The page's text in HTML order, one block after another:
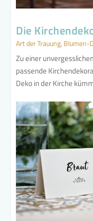
Die
Art der Trauung, Blumen-
Zu einer
passende
Deko in der Kirche